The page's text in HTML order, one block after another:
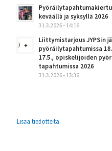
keväällä ja syksyllä 2026
31.3.2026 - 14:16
Liittymistarjous JYPSin
pyöräilytapahtumissa
17.5., opiskelijoiden
tapahtumissa 2026
31.3.2026 - 13:36
Lisää tiedotteita